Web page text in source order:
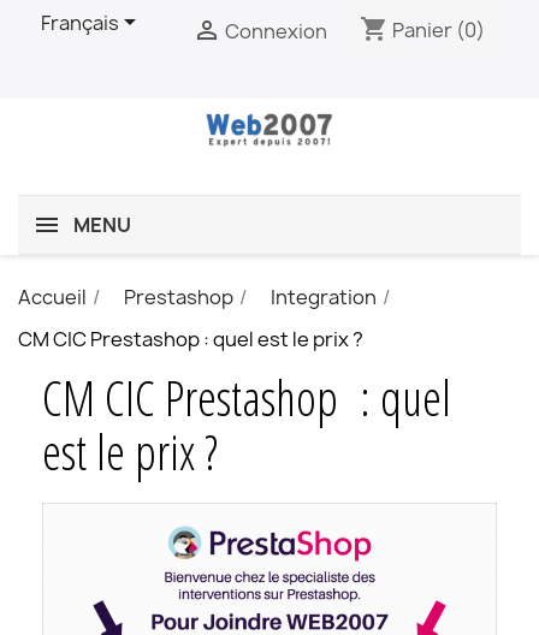
Français  Connexion shopping_cart Panier (0)
MENU
Accueil Prestashop
Integration
CM CIC Prestashop : quel est le prix ?
CM CIC Prestashop : quel
est le prix ?